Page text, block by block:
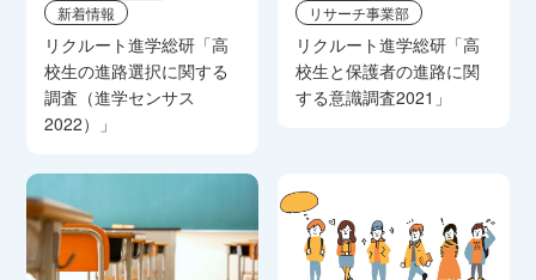
新着情報
リクルート進学総研「高
校生の進路選択に関する
調査（進学センサス
2022）」
リサーチ事業部
リクルート進学総研「高
校生と保護者の進路に関
する意識調査2021」